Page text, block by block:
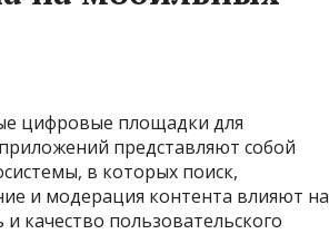
цифровые площадки для
представляют собой
в которых поиск,
и модерация контента влияют на
и качество пользовательского